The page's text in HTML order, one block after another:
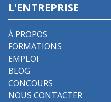
L'ENTREPRISE
À PROPOS
FORMATIONS
EMPLOI
BLOG
CONCOURS
NOUS CONTACTER